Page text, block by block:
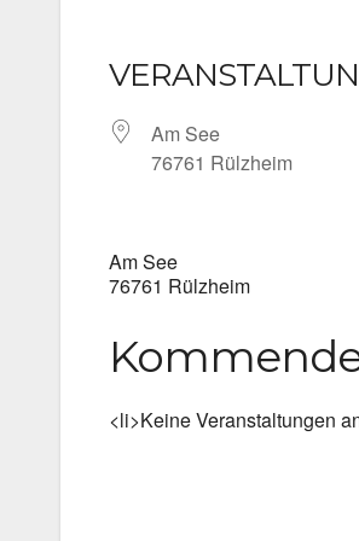
Am See
76761 Rülzheim
Am See
76761 Rülzheim
<li>Keine Veranstaltungen